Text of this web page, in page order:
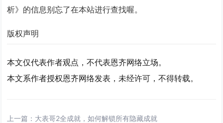
析》的信息别忘了在本站进行查找喔。
版权声明
本文仅代表作者观点，不代表恩齐网络立场。
本文系作者授权恩齐网络发表，未经许可，不得转载。
上一篇： 大表哥2全成就，如何解锁所有隐藏成就